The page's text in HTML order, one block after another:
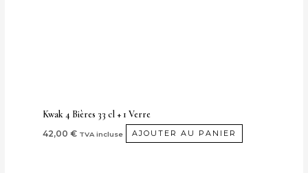
Kwak 4 Bières 33 cl + 1 Verre
42,00€ TVA incluse AJOUTER AU PANIER